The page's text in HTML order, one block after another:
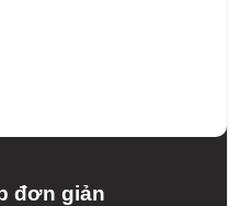
đơn giản